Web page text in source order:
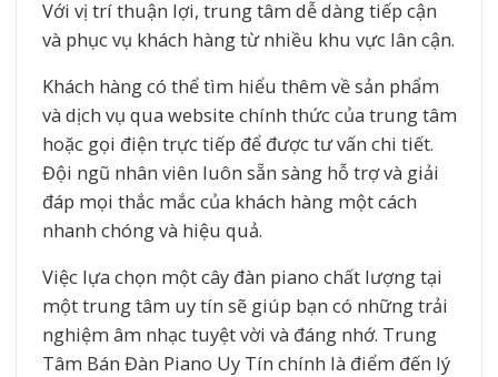
Với vị trí thuận lợi, trung tâm dễ dàng tiếp cận
và phục vụ khách hàng từ nhiều khu vực lân cận.
Khách hàng có thể tìm hiểu thêm về sản phẩm
và dịch vụ qua website chính thức của trung tâm
hoặc gọi điện trực tiếp để được tư vấn chi tiết.
Đội ngũ nhân viên luôn sẵn sàng hỗ trợ và giải
đáp mọi thắc mắc của khách hàng một cách
nhanh chóng và hiệu quả.
Việc lựa chọn một cây đàn piano chất lượng tại
một trung tâm uy tín sẽ giúp bạn có những trải
nghiệm âm nhạc tuyệt vời và đáng nhớ. Trung
Tâm Bán Đàn Piano Uy Tín chính là điểm đến lý